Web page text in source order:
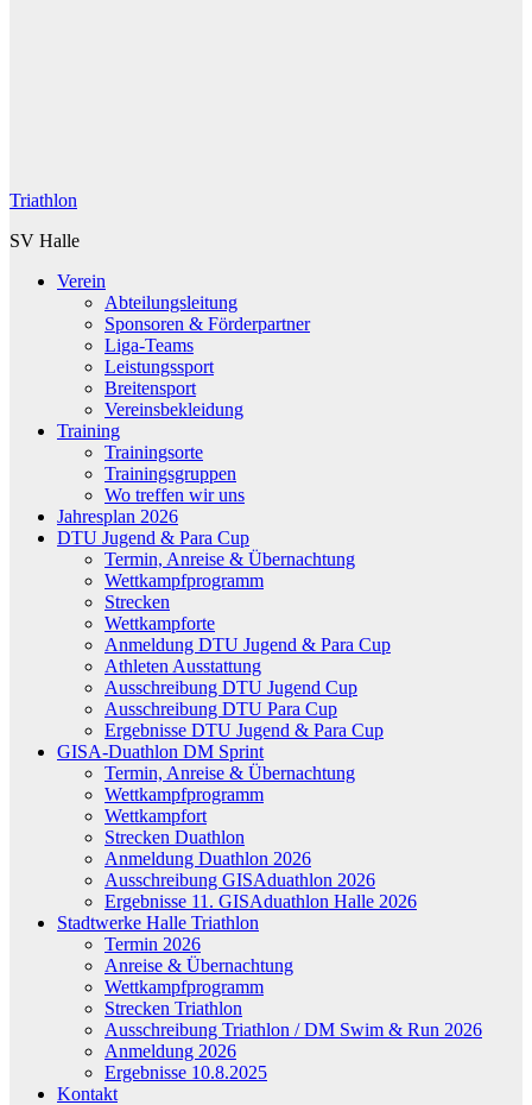
Triathlon
SV Halle
Verein
Abteilungsleitung
Sponsoren & Förderpartner
Liga-Teams
Leistungssport
Breitensport
Vereinsbekleidung
Training
Trainingsorte
Trainingsgruppen
Wo treffen wir uns
Jahresplan 2026
DTU Jugend & Para Cup
Termin, Anreise & Übernachtung
Wettkampfprogramm
Strecken
Wettkampforte
Anmeldung DTU Jugend & Para Cup
Athleten Ausstattung
Ausschreibung DTU Jugend Cup
Ausschreibung DTU Para Cup
Ergebnisse DTU Jugend & Para Cup
GISA-Duathlon DM Sprint
Termin, Anreise & Übernachtung
Wettkampfprogramm
Wettkampfort
Strecken Duathlon
Anmeldung Duathlon 2026
Ausschreibung GISAduathlon 2026
Ergebnisse 11. GISAduathlon Halle 2026
Stadtwerke Halle Triathlon
Termin 2026
Anreise & Übernachtung
Wettkampfprogramm
Strecken Triathlon
Ausschreibung Triathlon / DM Swim & Run 2026
Anmeldung 2026
Ergebnisse 10.8.2025
Kontakt